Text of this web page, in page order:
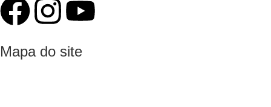
Mapa do site